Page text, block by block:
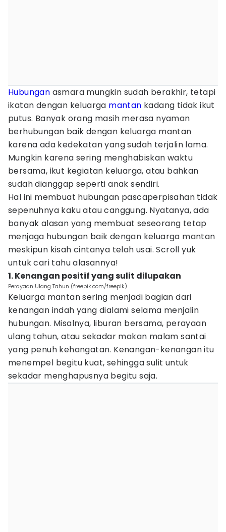
Hubungan asmara mungkin sudah berakhir, tetapi
ikatan dengan keluarga mantan kadang tidak ikut
putus. Banyak orang masih merasa nyaman
berhubungan baik dengan keluarga mantan
karena ada kedekatan yang sudah terjalin lama.
Mungkin karena sering menghabiskan waktu
bersama, ikut kegiatan keluarga, atau bahkan
sudah dianggap seperti anak sendiri.
Hal ini membuat hubungan pascaperpisahan tidak
sepenuhnya kaku atau canggung. Nyatanya, ada
banyak alasan yang membuat seseorang tetap
menjaga hubungan baik dengan keluarga mantan
meskipun kisah cintanya telah usai. Scroll yuk
untuk cari tahu alasannya!
1. Kenangan positif yang sulit dilupakan
Perayaan Ulang Tahun (freepik.com/freepik)
Keluarga mantan sering menjadi bagian dari
kenangan indah yang dialami selama menjalin
hubungan. Misalnya, liburan bersama, perayaan
ulang tahun, atau sekadar makan malam santai
yang penuh kehangatan. Kenangan-kenangan itu
menempel begitu kuat, sehingga sulit untuk
sekadar menghapusnya begitu saja.